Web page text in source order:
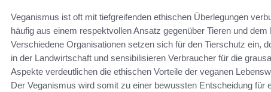
Veganismus ist oft mit tiefgreifenden ethischen Überlegungen
häufig aus einem respektvollen Ansatz gegenüber Tieren und
Verschiedene Organisationen setzen sich für den Tierschutz ein,
in der Landwirtschaft und sensibilisieren Verbraucher für die
Aspekte verdeutlichen die ethischen Vorteile der veganen
Der Veganismus wird somit zu einer bewussten Entscheidung für